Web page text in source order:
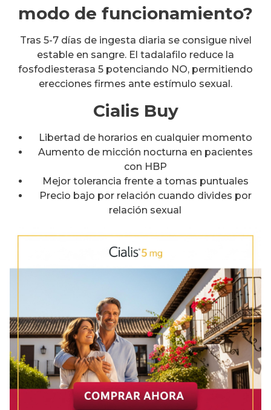
modo de funcionamiento?
Tras 5-7 días de ingesta diaria se consigue nivel
estable en sangre. El tadalafilo reduce la
fosfodiesterasa 5 potenciando NO, permitiendo
erecciones firmes ante estímulo sexual.
Cialis Buy
Libertad de horarios en cualquier momento
Aumento de micción nocturna en pacientes
con HBP
Mejor tolerancia frente a tomas puntuales
Precio bajo por relación cuando divides por
relación sexual